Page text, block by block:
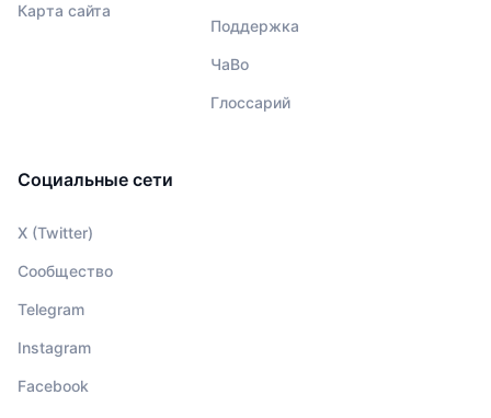
Карта сайта
Поддержка
ЧаВо
Глоссарий
Социальные сети
X (Twitter)
Сообщество
Telegram
Instagram
Facebook